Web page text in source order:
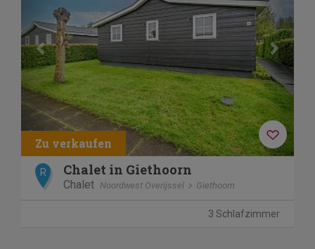
R Chalet in Giethoorn
Chalet Noordwest Overijssel Giethoorn
3 Schlafzimmer